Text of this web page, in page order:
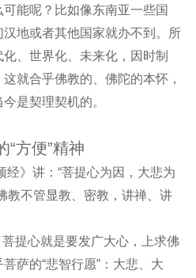
能呢？比如像东南亚一些国
地或者其他国家就办不到。所
、世界化、未来化，因时制
就合乎佛教的、佛陀的本怀，
是契理契机的。
“方便”精神
》讲：“菩提心为因，大悲为
教不管显教、密教，讲禅、讲
提心就是要发广大心，上求佛
萨的“悲智行愿”：大悲、大